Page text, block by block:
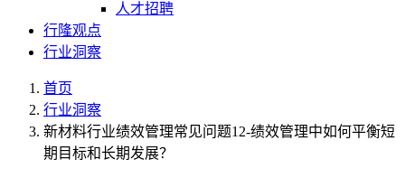
人才招聘
行隆观点
行业洞察
首页
行业洞察
新材料行业绩效管理常见问题12-绩效管理中如何平衡短
期目标和长期发展？